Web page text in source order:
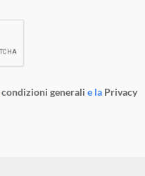
condizioni generali e la Privacy